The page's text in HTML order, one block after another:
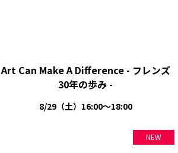
Art Can Make A Difference - フレンズ
30年の歩み -
8/29（土）16:00～18:00
NEW